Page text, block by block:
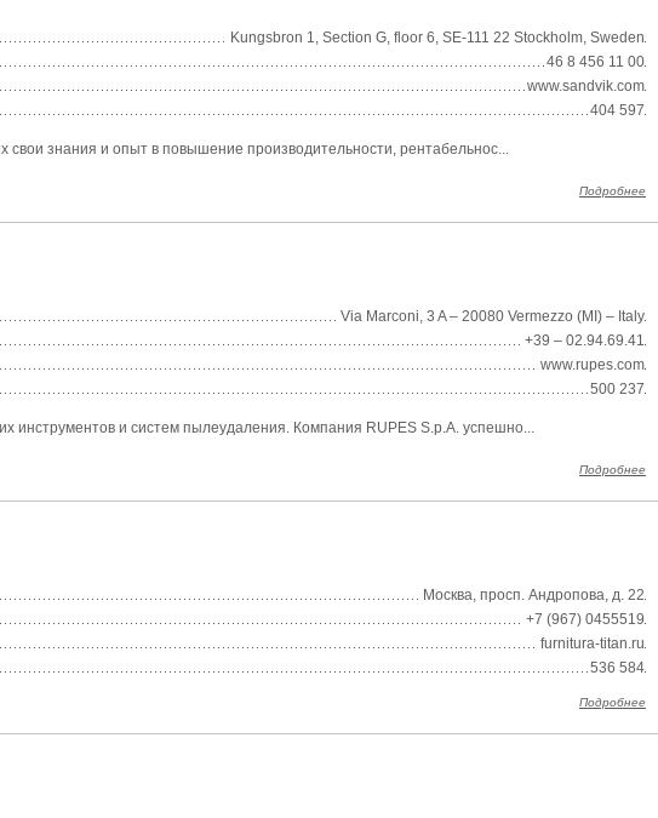
Kungsbron 1, Section G, floor 6, SE-111 22 Stockholm, Sweden
46 8 456 11 00
www.sandvik.com
404 597
знания и опыт в повышение производительности, рентабельнос...
Подробнее
Via Marconi, 3 A – 20080 Vermezzo (MI) – Italy
+39 – 02.94.69.41
www.rupes.com
500 237
инструментов и систем пылеудаления. Компания RUPES S.p.A. успешно...
Подробнее
Москва, просп. Андропова, д. 22
+7 (967) 0455519
furnitura-titan.ru
536 584
Подробнее